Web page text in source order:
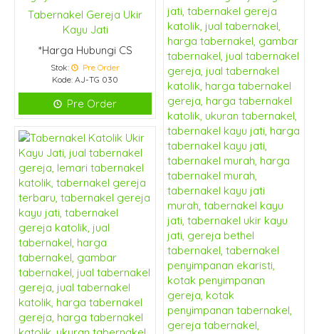
Tabernakel Gereja Ukir
Kayu Jati
*Harga Hubungi CS
Stok:
Pre Order
Kode: AJ-TG 030
Pre Order